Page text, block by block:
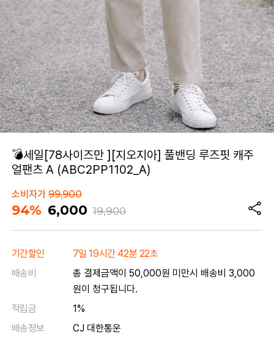
💣세일[78사이즈만 ][지오지아] 풀밴딩 루즈핏 캐주
얼팬츠 A (ABC2PP1102_A)
소비자가99,900
94% 6,000 19,900
기간할인
7일 19시간 42분 22초
배송비
총 결제금액이 50,000원 미만시 배송비 3,000
원이 청구됩니다.
적립금
1%
배송정보
CJ 대한통운